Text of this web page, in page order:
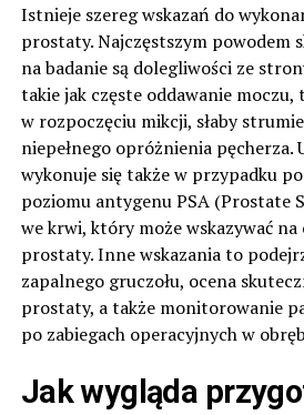
Istnieje szereg wskazań do
prostaty. Najczęstszym powodem
na badanie są dolegliwości ze
takie jak częste oddawanie moczu,
w rozpoczęciu mikcji, słaby
niepełnego opróżnienia pęcherza.
wykonuje się także w przypadku
poziomu antygenu PSA (Prostate
we krwi, który może wskazywać na
prostaty. Inne wskazania to
zapalnego gruczołu, ocena
prostaty, a także monitorowanie
po zabiegach operacyjnych w
Jak wygląda